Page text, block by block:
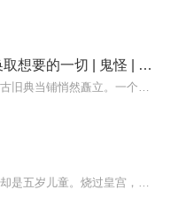
灵异交易所：用一切换取想要的一切 | 鬼怪 | 僵尸 | 免费